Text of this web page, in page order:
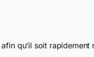
qu’il soit rapidement